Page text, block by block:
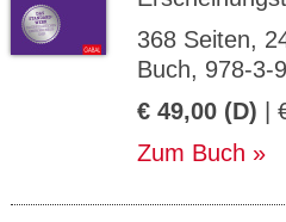
368 Seiten,
Buch, 978-3-
€ 49,00 (D) |
Zum Buch